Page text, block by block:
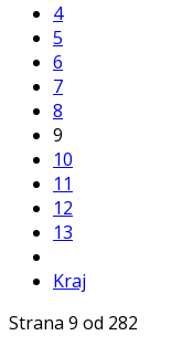
4
5
6
7
8
9
10
11
12
13
Kraj
Strana 9 od 282